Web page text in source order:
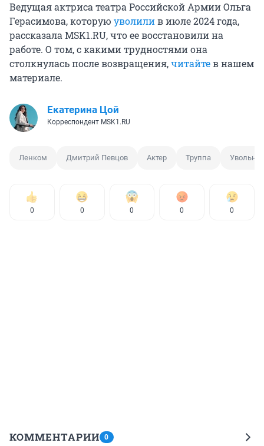
Ведущая актриса театра Российской Армии Ольга
Герасимова, которую уволилив июле 2024 года,
рассказала MSK1.RU, что ее восстановили на
работе. О том, с какими трудностями она
столкнулась после возвращения,читайтев нашем
материале.
Екатерина Цой
Корреспондент MSK1.RU
Ленком Дмитрий Певцов Актер Труппа
0 0 0 0 0
КОММЕНТАРИИ 0